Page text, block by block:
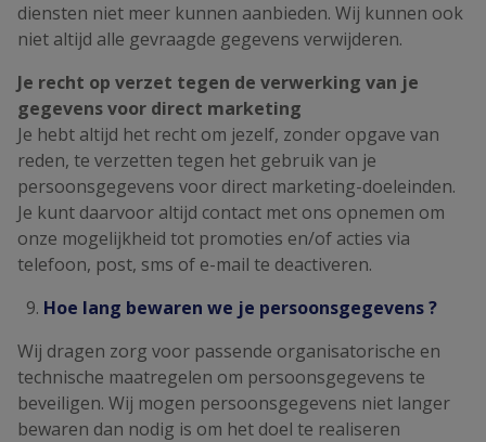
diensten niet meer kunnen aanbieden. Wij kunnen ook
niet altijd alle gevraagde gegevens verwijderen.
Je recht op verzet tegen de verwerking van je
gegevens voor direct marketing
Je hebt altijd het recht om jezelf, zonder opgave van
reden, te verzetten tegen het gebruik van je
persoonsgegevens voor direct marketing-doeleinden.
Je kunt daarvoor altijd contact met ons opnemen om
onze mogelijkheid tot promoties en/of acties via
telefoon, post, sms of e-mail te deactiveren.
Hoe lang bewaren we je persoonsgegevens ?
Wij dragen zorg voor passende organisatorische en
technische maatregelen om persoonsgegevens te
beveiligen. Wij mogen persoonsgegevens niet langer
bewaren dan nodig is om het doel te realiseren